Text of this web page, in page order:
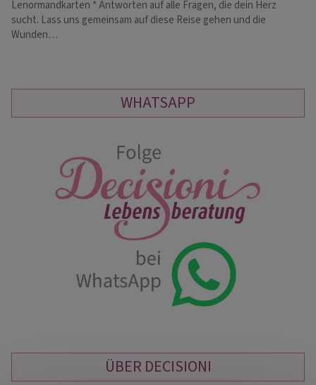
Lenormandkarten * Antworten auf alle Fragen, die dein Herz
sucht. Lass uns gemeinsam auf diese Reise gehen und die
Wunden…
WHATSAPP
ÜBER DECISIONI